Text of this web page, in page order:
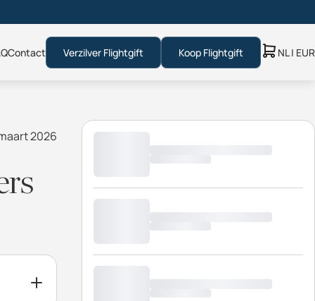
Contact Verzilver Flightgift Koop Flightgift NL | EUR
2026